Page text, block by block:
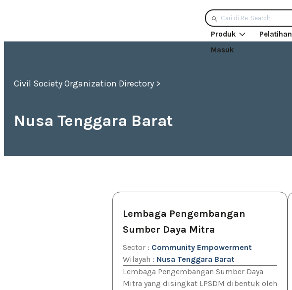
Produk Pelatihan
Masuk
Civil Society Organization Directory >
Nusa Tenggara Barat
Lembaga Pengembangan
Sumber Daya Mitra
Sector : Community Empowerment
Wilayah : Nusa Tenggara Barat
Lembaga Pengembangan Sumber Daya
Mitra yang disingkat LPSDM dibentuk oleh